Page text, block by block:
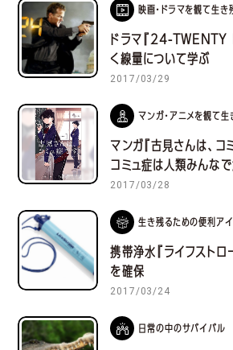
フィールドレビュー
映画・ドラマを観て生き
ドラマ『24-TWENTY
く線量について学ぶ
2017/03/29
マンガ・アニメを観て生
マンガ『古見さんは、コ
コミュ症は人類みんな
2017/03/28
生き残るための便利ア
携帯浄水『ライフストロ
を確保
2017/03/24
日常の中のサバイバル